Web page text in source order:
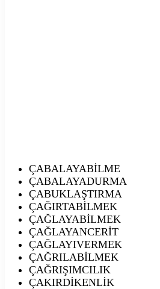
ÇABALAYABİLME
ÇABALAYADURMA
ÇABUKLAŞTIRMA
ÇAĞIRTABİLMEK
ÇAĞLAYABİLMEK
ÇAĞLAYANCERİT
ÇAĞLAYIVERMEK
ÇAĞRILABİLMEK
ÇAĞRIŞIMCILIK
ÇAKIRDİKENLİK